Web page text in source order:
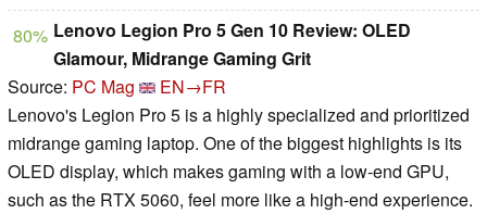
80% Lenovo Legion Pro 5 Gen 10 Review: OLED
Glamour, Midrange Gaming Grit
Source: PC Mag
EN→FR
Lenovo's Legion Pro 5 is a highly specialized and prioritized
midrange gaming laptop. One of the biggest highlights is its
OLED display, which makes gaming with a low-end GPU,
such as the RTX 5060, feel more like a high-end experience.